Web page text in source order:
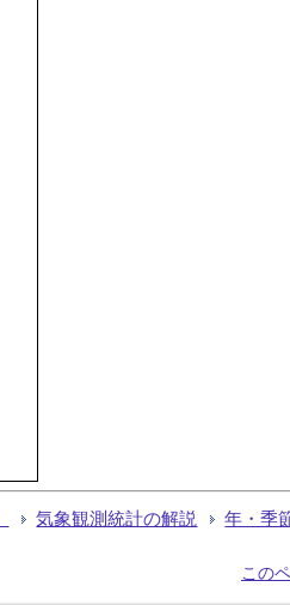
気象観測統計の解説 年・季
この